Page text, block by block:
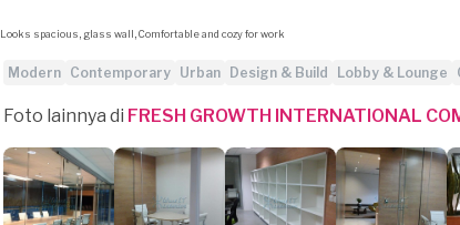
Looks spacious, glass wall, Comfortable and cozy for work
Modern Contemporary Urban Design & Build Lobby & Lounge
Foto lainnya di FRESH GROWTH INTERNATIONAL